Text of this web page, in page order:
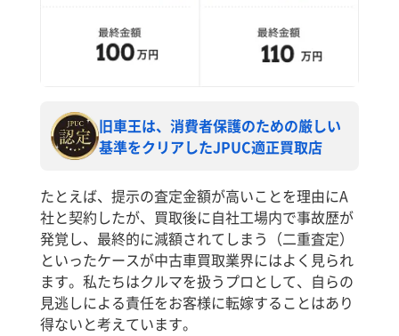
旧車王は、消費者保護のための厳しい
基準をクリアしたJPUC適正買取店
たとえば、提示の査定金額が高いことを理由にA
社と契約したが、買取後に自社工場内で事故歴が
発覚し、最終的に減額されてしまう（二重査定）
といったケースが中古車買取業界にはよく見られ
ます。私たちはクルマを扱うプロとして、自らの
見逃しによる責任をお客様に転嫁することはあり
得ないと考えています。